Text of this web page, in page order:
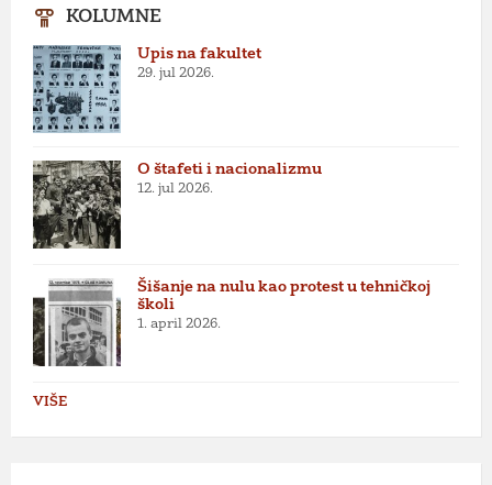
KOLUMNE
Upis na fakultet
29. jul 2026.
O štafeti i nacionalizmu
12. jul 2026.
Šišanje na nulu kao protest u tehničkoj
školi
1. april 2026.
VIŠE